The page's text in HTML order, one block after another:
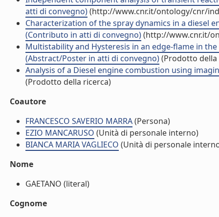
atti di convegno)(http://www.cnr.it/ontology/cnr/
Characterization of the spray dynamics in a diesel
(Contributo in atti di convegno)(http://www.cnr.it/
Multistability and Hysteresis in an edge-flame in
(Abstract/Poster in atti di convegno)(Prodotto della
Analysis of a Diesel engine combustion using
(Prodotto della ricerca)
Coautore
FRANCESCO SAVERIO MARRA(Persona)
EZIO MANCARUSO (Unità di personale interno)
BIANCA MARIA VAGLIECO (Unità di personale
Nome
GAETANO (literal)
Cognome